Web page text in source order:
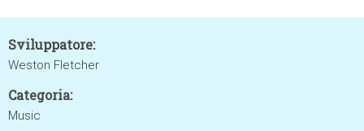
Sviluppatore:
Weston Fletcher
Categoria:
Music